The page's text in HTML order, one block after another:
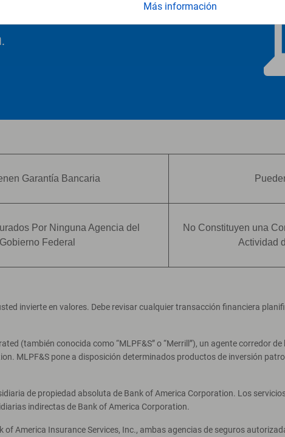
Más información
Garantía Bancaria
Por Ninguna Agencia del
Gobierno Federal
No Constituyen una
Actividad
invierte en valores. Debe revisar cualquier transacción financiera
(también conocida como “MLPF&S” o “Merrill”), un agente corredor
MLPF&S pone a disposición determinados productos de inversión
de propiedad absoluta de Bank of America Corporation. Los
indirectas de Bank of America Corporation.
America Insurance Services, Inc., ambas agencias de seguros